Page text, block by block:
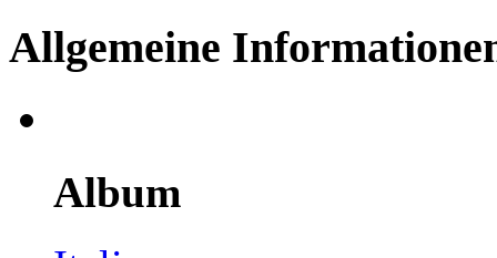
Allgemeine
Album